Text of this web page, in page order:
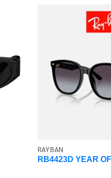
RAYBAN
RB4423D YEAR